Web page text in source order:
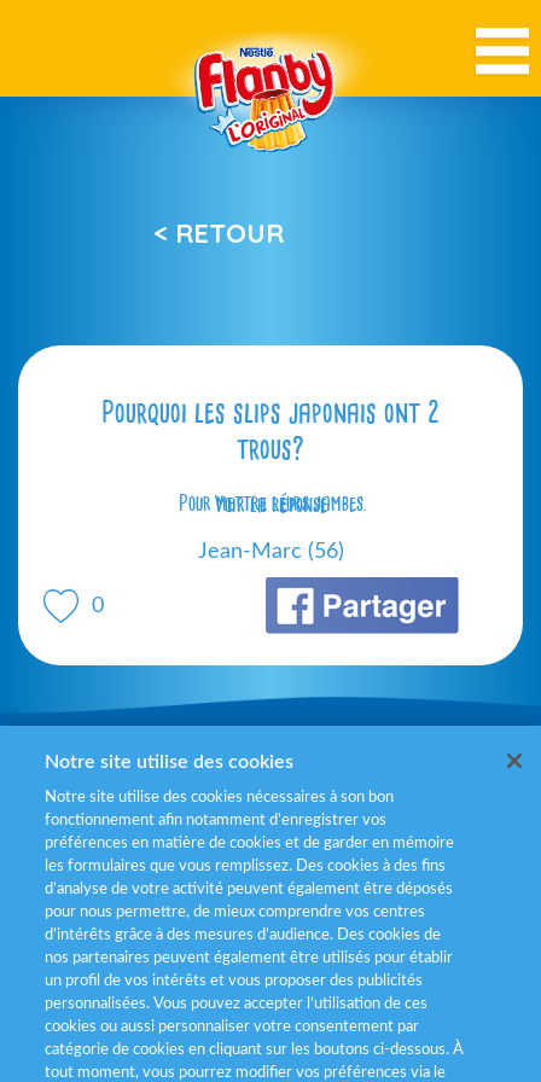
< RETOUR
Pourquoi les slips japonais ont 2
trous?
Voir la réponse
Pour mettre leurs jambes.
0
Jean-Marc (56)
Mentions légales
Politiques de gestion des cookies
Politique données personnelles
Services consommateurs
Déclaration d’accessibilité
Notre site utilise des cookies
Notre site utilise des cookies nécessaires à son bon
fonctionnement afin notamment d’enregistrer vos
préférences en matière de cookies et de garder en mémoire
les formulaires que vous remplissez. Des cookies à des fins
d’analyse de votre activité peuvent également être déposés
pour nous permettre, de mieux comprendre vos centres
d'intérêts grâce à des mesures d’audience. Des cookies de
nos partenaires peuvent également être utilisés pour établir
un profil de vos intérêts et vous proposer des publicités
personnalisées. Vous pouvez accepter l’utilisation de ces
cookies ou aussi personnaliser votre consentement par
catégorie de cookies en cliquant sur les boutons ci-dessous. À
tout moment, vous pourrez modifier vos préférences via le